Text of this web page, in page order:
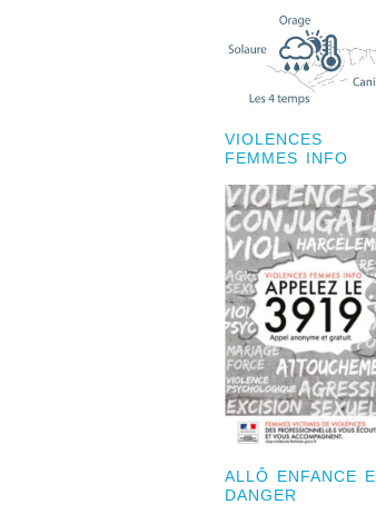
VIOLENCES
FEMMES INFO
ALLÔ ENFANCE
DANGER